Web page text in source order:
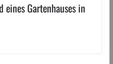
eines Gartenhauses in